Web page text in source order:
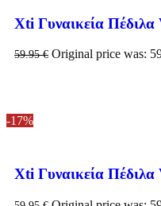
Xti Γυναικεία Πέδιλα
59.95€ Original price was:
-17%
Xti Γυναικεία Πέδιλα